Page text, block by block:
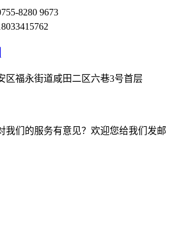
8280 9673
区福永街道咸田二区六巷3号首层
我们的服务有意见？欢迎您给我们发邮